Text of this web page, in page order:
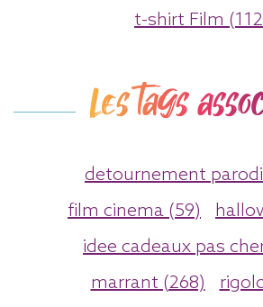
t-shirt Film
Les tags
detournement
film cinema (59)
idee cadeaux pas
marrant (268)